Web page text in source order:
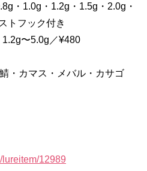
・1.0g・1.2g・1.5g・2.0g・
トフック付き
〜5.0g／¥480
・カマス・メバル・カサゴ
lureitem/12989